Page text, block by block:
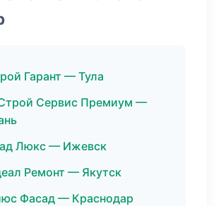
Гарант — Тула
Сервис Премиум —
Люкс — Ижевск
Ремонт — Якутск
Фасад — Краснодар